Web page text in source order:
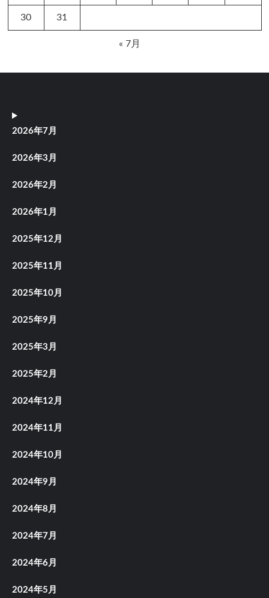
30 31
« 7月
2026年7月
2026年3月
2026年2月
2026年1月
2025年12月
2025年11月
2025年10月
2025年9月
2025年3月
2025年2月
2024年12月
2024年11月
2024年10月
2024年9月
2024年8月
2024年7月
2024年6月
2024年5月